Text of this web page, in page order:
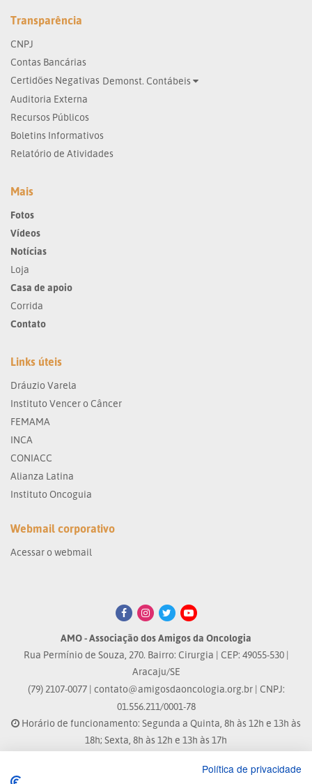
Transparência
CNPJ
Contas Bancárias
Certidões Negativas Demonst. Contábeis
Auditoria Externa
Recursos Públicos
Boletins Informativos
Relatório de Atividades
Mais
Fotos
Vídeos
Notícias
Loja
Casa de apoio
Corrida
Contato
Links úteis
Dráuzio Varela
Instituto Vencer o Câncer
FEMAMA
INCA
CONIACC
Alianza Latina
Instituto Oncoguia
Webmail corporativo
Acessar o webmail
AMO - Associação dos Amigos da Oncologia
Rua Permínio de Souza, 270. Bairro: Cirurgia | CEP: 49055-530 |
Aracaju/SE
(79) 2107-0077 | contato@amigosdaoncologia.org.br| CNPJ:
01.556.211/0001-78
Horário de funcionamento: Segunda a Quinta, 8h às 12h e 13h às
18h; Sexta, 8h às 12h e 13h às 17h
Site atualizado em: 07/08/2026 às 17:25hPolítica de privacidade